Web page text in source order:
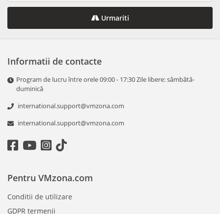
Urmariti
Informatii de contacte
Program de lucru între orele 09:00 - 17:30 Zile libere: sâmbătă-
duminică
international.support@vmzona.com
international.support@vmzona.com
Pentru VMzona.com
Conditii de utilizare
GDPR termenii